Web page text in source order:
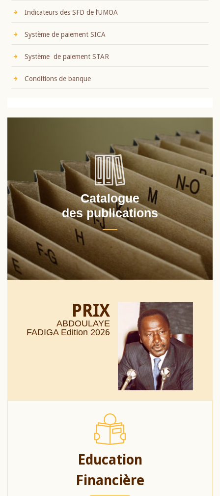
Indicateurs des SFD de l’UMOA
Système de paiement SICA
Système de paiement STAR
Conditions de banque
Catalogue
des publications
PRIX
ABDOULAYE
FADIGA Edition 2026
Education
Financière